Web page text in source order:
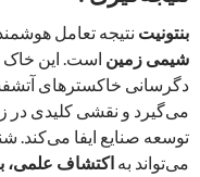
بنتونیت نتیجه تعامل
شیمی زمین است. این خاک
دگرسانی خاکسترهای
می‌گیرد و نقشی کلیدی
توسعه صنایع ایفا می‌کند.
می‌تواند به اکتشاف علمی،